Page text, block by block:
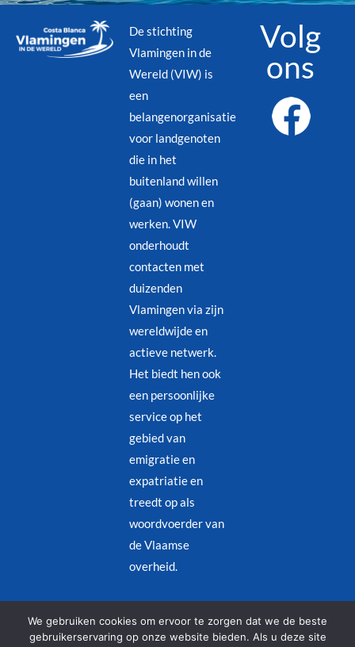
De stichting
Vlamingen in de
Wereld (VIW) is
een
belangenorganisatie
voor landgenoten
die in het
buitenland willen
(gaan) wonen en
werken. VIW
onderhoudt
contacten met
duizenden
Vlamingen via zijn
wereldwijde en
actieve netwerk.
Het biedt hen ook
een persoonlijke
service op het
gebied van
emigratie en
expatriatie en
treedt op als
woordvoerder van
de Vlaamse
overheid.
Volg
ons
Juridische kennisgeving–Privacybeleid
We gebruiken cookies om ervoor te zorgen dat we de beste
gebruikerservaring op onze website bieden. Als u deze site